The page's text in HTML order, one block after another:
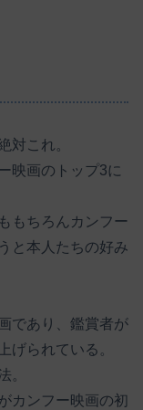
対これ。
映画のトップ3に
もちろんカンフー
と本人たちの好み
であり、鑑賞者が
げられている。
。
カンフー映画の初